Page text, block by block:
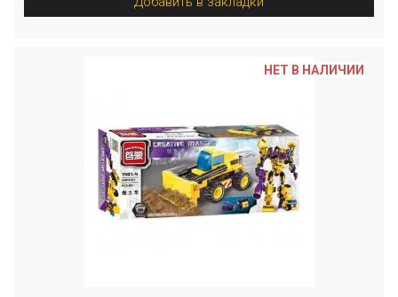
НЕТ В НАЛИЧИИ